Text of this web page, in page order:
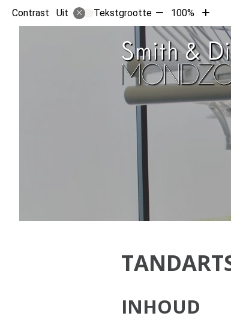
Contrast Uit Tekstgrootte Tekst
verkleinen
met
10%
100%
Tekst
met
10%
INHOUD